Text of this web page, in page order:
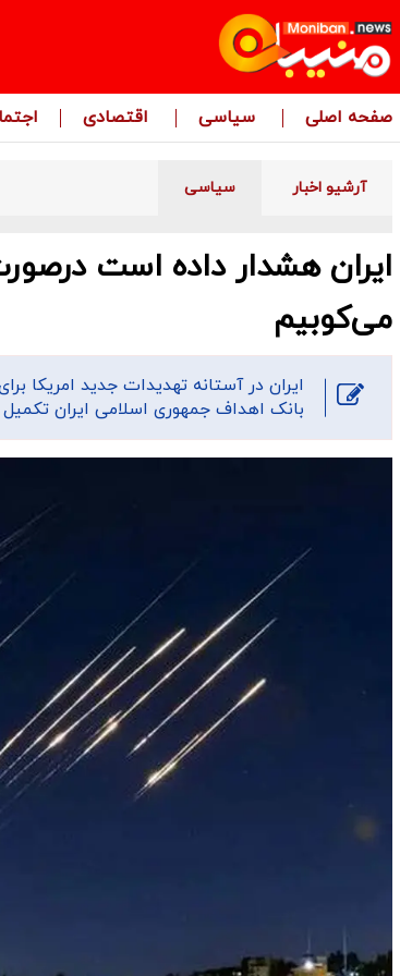
صفحه اصلی سیاسی اقتصادی
آرشیو اخبار سیاسی
ایران هشدار داده است
می‌کوبیم
ایران در آستانه تهدیدات جدید امریکا
بانک اهداف جمهوری اسلامی ایران